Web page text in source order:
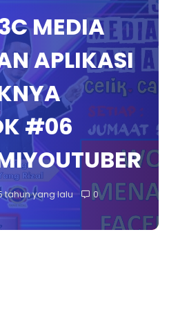
MEDIA
APLIKASI
#06
tahun yang lalu 0